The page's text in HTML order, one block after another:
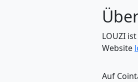
LOUZI
Website
Auf